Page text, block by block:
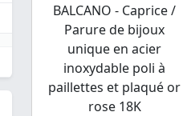
BALCANO - Caprice /
Parure de bijoux
unique en acier
inoxydable poli à
paillettes et plaqué or
rose 18K